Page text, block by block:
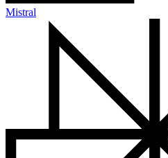
Mistral